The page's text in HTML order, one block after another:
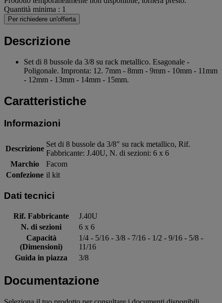
Quantità minima : 1
Per richiedere un'offerta
Descrizione
Set di 8 bussole da 3/8 su rack metallico. Esagonale -
Poligonale. Impronta: 12. 7mm - 8mm - 9mm - 10mm - 11mm
- 12mm - 13mm - 14mm - 15mm.
Caratteristiche
Informazioni
Descrizione
Set di 8 bussole da 3/8" su rack metallico, Rif.
Fabbricante: J.40U, N. di sezioni: 6 x 6
Marchio
Facom
Confezione il kit
Dati tecnici
Rif. Fabbricante
J.40U
N. di sezioni
6 x 6
Capacità
(Dimensioni)
1/4 - 5/16 - 3/8 - 7/16 - 1/2 - 9/16 - 5/8 -
11/16
Guida in piazza
3/8
Documentazione